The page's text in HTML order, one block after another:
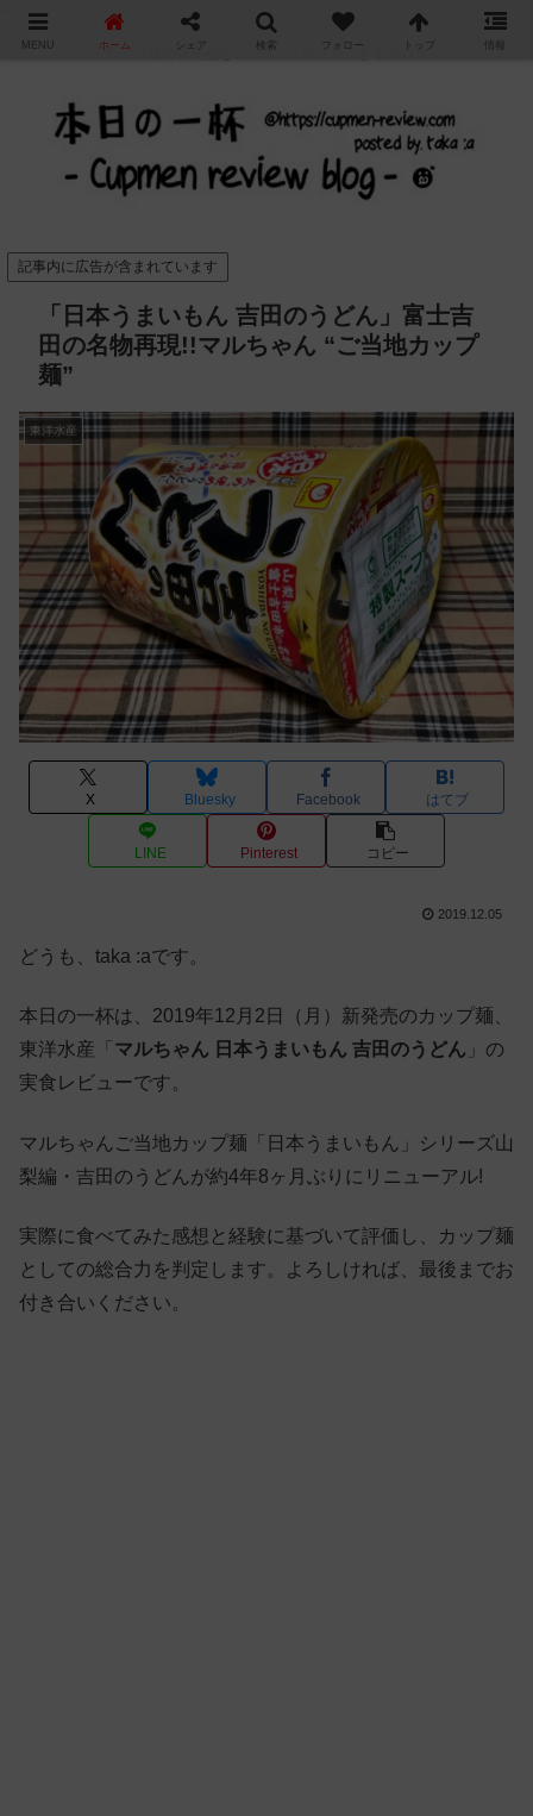
カップ麺の新商品をレビュー / アレンジするブログ
記事内に広告が含まれています
「日本うまいもん 吉田のうどん」富士吉
田の名物再現!!マルちゃん “ご当地カップ
麺”
東洋水産
X Bluesky Facebook はてブ
LINE Pinterest コピー
2019.12.05
どうも、taka :aです。
本日の一杯は、2019年12月2日（月）新発売のカップ麺、
東洋水産「 マルちゃん 日本うまいもん 吉田のうどん 」の
実食レビューです。
マルちゃんご当地カップ麺「日本うまいもん」シリーズ山
梨編・吉田のうどんが約4年8ヶ月ぶりにリニューアル!
実際に食べてみた感想と経験に基づいて評価し、カップ麺
としての総合力を判定します。よろしければ、最後までお
付き合いください。
MENU ホーム シェア 検索 フォロー トップ 情報